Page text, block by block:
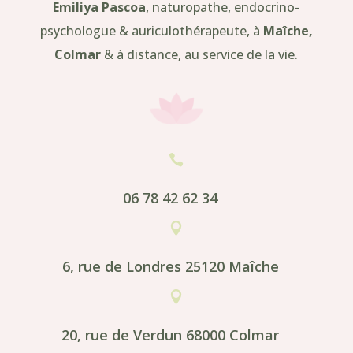
Emiliya Pascoa, naturopathe, endocrino-
psychologue & auriculothérapeute, à Maîche,
Colmar & à distance, au service de la vie.

06 78 42 62 34

6, rue de Londres 25120 Maîche

20, rue de Verdun 68000 Colmar